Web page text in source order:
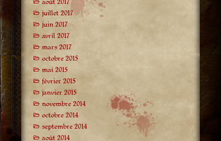
août 2017
juillet 2017
juin 2017
avril 2017
mars 2017
octobre 2015
mai 2015
février 2015
janvier 2015
novembre 2014
octobre 2014
septembre 2014
août 2014